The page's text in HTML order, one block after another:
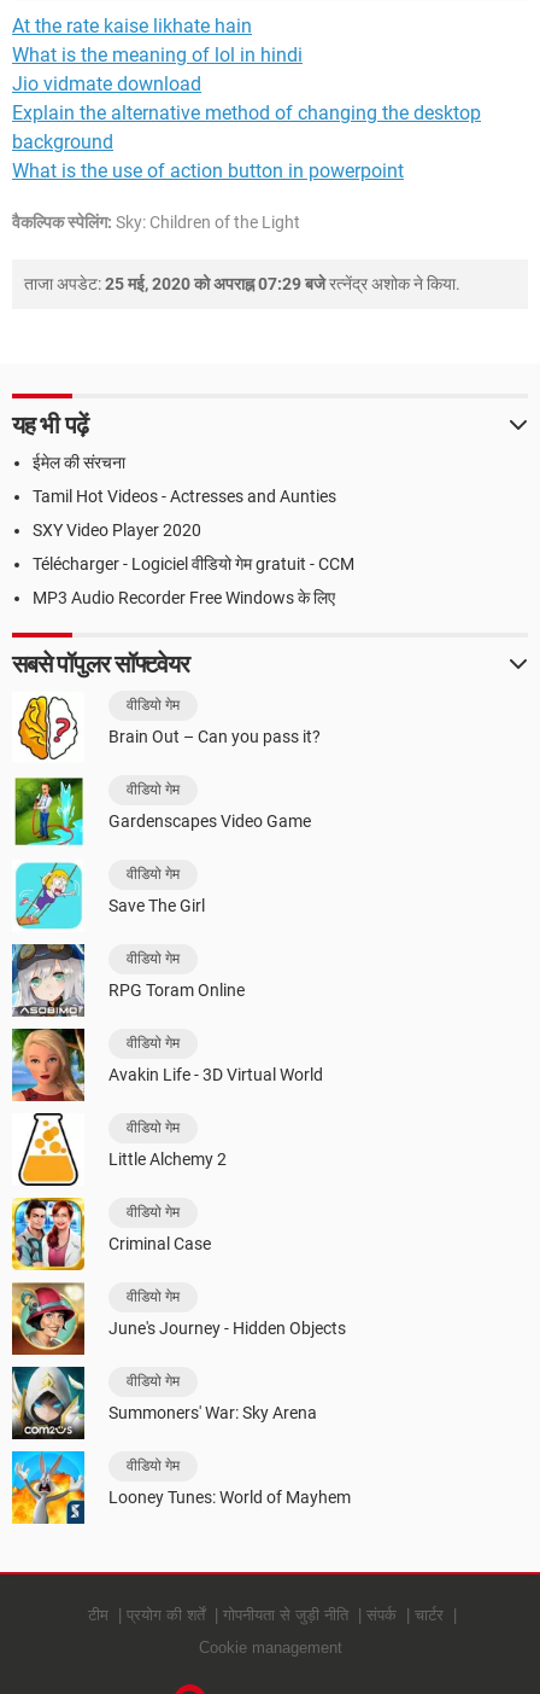
At the rate kaise likhate hain
What is the meaning of lol in hindi
Jio vidmate download
Explain the alternative method of changing the desktop
background
What is the use of action button in powerpoint
वैकल्पिक स्पेलिंग: Sky: Children of the Light
ताजा अपडेट:25 मई, 2020 को अपराह्न 07:29 बजेरत्नेंद्र अशोकने किया.
यह भी पढ़ें
ईमेल की संरचना
Tamil Hot Videos - Actresses and Aunties
SXY Video Player 2020
Télécharger - Logiciel वीडियो गेम gratuit - CCM
MP3 Audio Recorder Free Windows के लिए
सबसे पॉपुलर सॉफ्टवेयर
वीडियो गेम
Brain Out – Can you pass it?
वीडियो गेम
Gardenscapes Video Game
वीडियो गेम
Save The Girl
वीडियो गेम
RPG Toram Online
वीडियो गेम
Avakin Life - 3D Virtual World
वीडियो गेम
Little Alchemy 2
वीडियो गेम
Criminal Case
वीडियो गेम
June's Journey - Hidden Objects
वीडियो गेम
Summoners' War: Sky Arena
वीडियो गेम
Looney Tunes: World of Mayhem
टीम प्रयोग की शर्तें गोपनीयता से जुड़ी नीति संपर्क
चार्टर
Cookie management